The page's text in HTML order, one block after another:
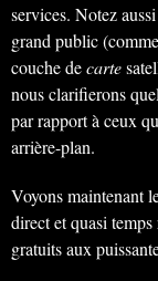
services. Notez
grand public
couche decarte
nous clarifierons
par rapport à ceux
arrière-plan.
Voyons maintenant
direct et quasi
gratuits aux